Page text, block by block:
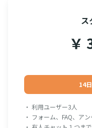
ス
￥
14
・ 利用ユーザー3人
・ フォーム、FAQ、ア